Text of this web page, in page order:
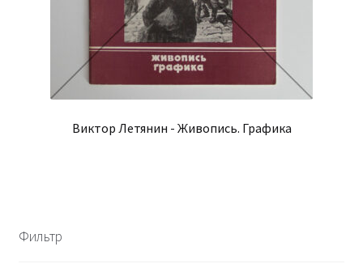
Виктор Летянин - Живопись. Графика
Фильтр